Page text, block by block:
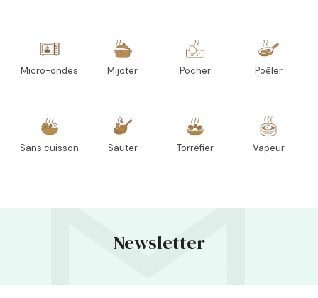
Micro-ondes Mijoter Pocher Poêler
Sans cuisson Sauter Torréfier Vapeur
Newsletter